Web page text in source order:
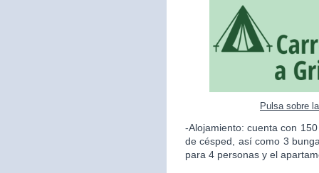
Pulsa sobre
-Alojamiento: cuenta con
de césped, así como 3
para 4 personas y el